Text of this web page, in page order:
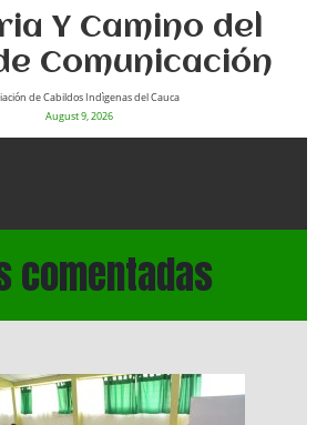
Y Camino del
Comunicación
de Cabildos Indìgenas del Cauca
August 9, 2026
comentadas